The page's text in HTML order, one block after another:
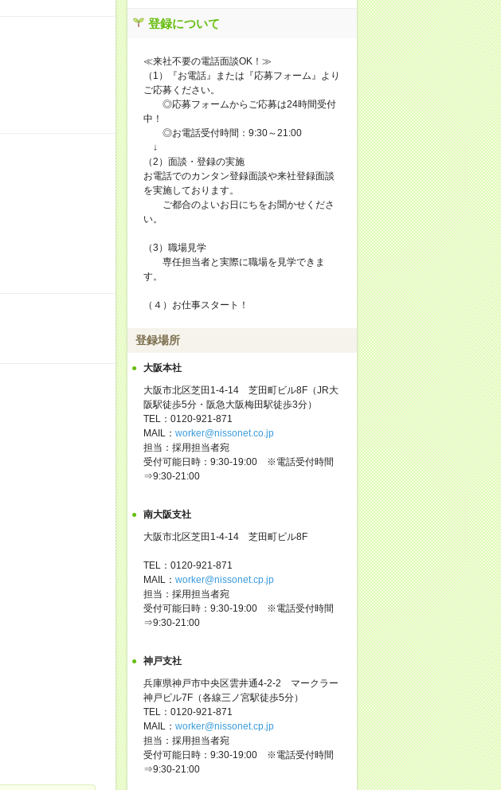
登録について
≪来社不要の電話面談OK！≫
（1）『お電話』または『応募フォーム』より
ご応募ください。
◎応募フォームからご応募は24時間受付
中！
◎お電話受付時間：9:30～21:00
↓
（2）面談・登録の実施
お電話でのカンタン登録面談や来社登録面談
を実施しております。
ご都合のよいお日にちをお聞かせくださ
い。
（3）職場見学
専任担当者と実際に職場を見学できま
す。
（４）お仕事スタート！
登録場所
大阪本社
大阪市北区芝田1-4-14 芝田町ビル8F（JR大
阪駅徒歩5分・阪急大阪梅田駅徒歩3分）
TEL：0120-921-871
MAIL： worker@nissonet.co.jp
担当：採用担当者宛
受付可能日時：9:30-19:00 ※電話受付時間
⇒9:30-21:00
南大阪支社
大阪市北区芝田1-4-14 芝田町ビル8F
TEL：0120-921-871
MAIL： worker@nissonet.cp.jp
担当：採用担当者宛
受付可能日時：9:30-19:00 ※電話受付時間
⇒9:30-21:00
神戸支社
兵庫県神戸市中央区雲井通4-2-2 マークラー
神戸ビル7F（各線三ノ宮駅徒歩5分）
TEL：0120-921-871
MAIL： worker@nissonet.cp.jp
担当：採用担当者宛
受付可能日時：9:30-19:00 ※電話受付時間
⇒9:30-21:00